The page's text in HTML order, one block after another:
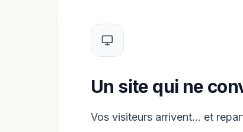
Un site qui ne
Vos visiteurs arrivent… et